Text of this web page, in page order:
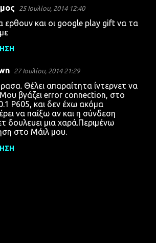
25 Ιουλίου, 2014 12:40
ερθουν και οι google play gift να τα
27 Ιουλίου, 2014 21:29
Θέλει απαραίτητα ίντερνετ να
Μου βγάζει error connection, στο
P605, και δεν έχω ακόμα
να παίξω αν και η σύνδεση
δουλευει μια χαρά.Περιμένω
στο Μάιλ μου.